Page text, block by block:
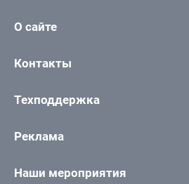
О сайте
Контакты
Техподдержка
Реклама
Наши мероприятия